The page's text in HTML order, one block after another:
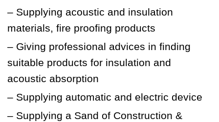
– Supplying acoustic and insulation
materials, fire proofing products
– Giving professional advices in finding
suitable products for insulation and
acoustic absorption
– Supplying automatic and electric device
– Supplying a Sand of Construction &